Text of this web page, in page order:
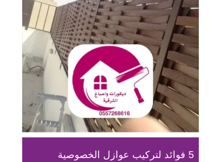
5 فوائد لتركيب عوازل الخصوصية